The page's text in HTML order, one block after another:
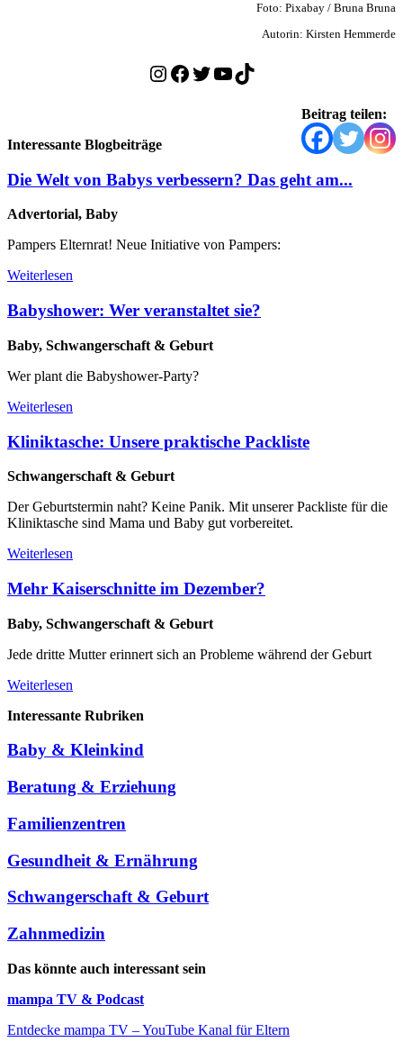
Foto: Pixabay / Bruna Bruna
Autorin: Kirsten Hemmerde
Instagram
Facebook
Twitter
YouTube
TikTok
Beitrag teilen:
Interessante Blogbeiträge
Die Welt von Babys verbessern? Das geht am...
Advertorial, Baby
Pampers Elternrat! Neue Initiative von Pampers:
Weiterlesen
Babyshower: Wer veranstaltet sie?
Baby, Schwangerschaft & Geburt
Wer plant die Babyshower-Party?
Weiterlesen
Kliniktasche: Unsere praktische Packliste
Schwangerschaft & Geburt
Der Geburtstermin naht? Keine Panik. Mit unserer Packliste für die
Kliniktasche sind Mama und Baby gut vorbereitet.
Weiterlesen
Mehr Kaiserschnitte im Dezember?
Baby, Schwangerschaft & Geburt
Jede dritte Mutter erinnert sich an Probleme während der Geburt
Weiterlesen
Interessante Rubriken
Baby & Kleinkind
Beratung & Erziehung
Familienzentren
Gesundheit & Ernährung
Schwangerschaft & Geburt
Zahnmedizin
Das könnte auch interessant sein
mampa TV & Podcast
Entdecke mampa TV – YouTube Kanal für Eltern